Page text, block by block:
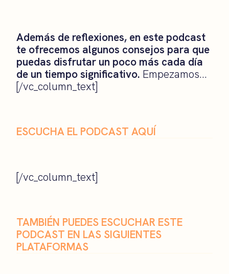
Además de reflexiones, en este podcast
te ofrecemos algunos consejos para que
puedas disfrutar un poco más cada día
de un tiempo significativo. Empezamos…
[/vc_column_text]
ESCUCHA EL PODCAST AQUÍ
[/vc_column_text]
TAMBIÉN PUEDES ESCUCHAR ESTE
PODCAST EN LAS SIGUIENTES
PLATAFORMAS